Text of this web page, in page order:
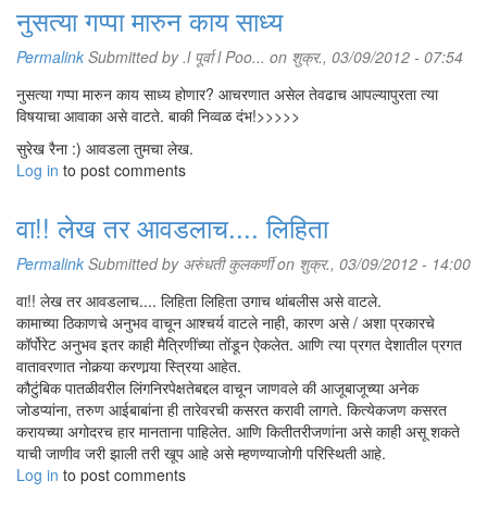
नुसत्या गप्पा मारुन काय साध्य
Permalink Submitted by.l पूर्वा l Poo... on शुक्र., 03/09/2012 - 07:54
नुसत्या गप्पा मारुन काय साध्य होणार? आचरणात असेल तेवढाच आपल्यापुरता त्या
विषयाचा आवाका असे वाटते. बाकी निव्वळ दंभ!>>>>>
सुरेख रैना :) आवडला तुमचा लेख.
Log in to post comments
वा!! लेख तर आवडलाच.... लिहिता
Permalink Submitted by अरुंधती कुलकर्णीon शुक्र., 03/09/2012 - 14:00
वा!! लेख तर आवडलाच.... लिहिता लिहिता उगाच थांबलीस असे वाटले.
कामाच्या ठिकाणचे अनुभव वाचून आश्चर्य वाटले नाही, कारण असे / अशा प्रकारचे
कॉर्पोरेट अनुभव इतर काही मैत्रिणींच्या तोंडून ऐकलेत. आणि त्या प्रगत देशातील प्रगत
वातावरणात नोकर्‍या करणार्‍या स्त्रिया आहेत.
कौटुंबिक पातळीवरील लिंगनिरपेक्षतेबद्दल वाचून जाणवले की आजूबाजूच्या अनेक
जोडप्यांना, तरुण आईबाबांना ही तारेवरची कसरत करावी लागते. कित्येकजण कसरत
करायच्या अगोदरच हार मानताना पाहिलेत. आणि कितीतरीजणांना असे काही असू शकते
याची जाणीव जरी झाली तरी खूप आहे असे म्हणण्याजोगी परिस्थिती आहे.
Log in to post comments